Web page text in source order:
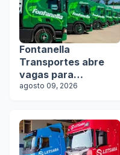
Fontanella
Transportes abre
vagas para
motoristas de
agosto 09, 2026